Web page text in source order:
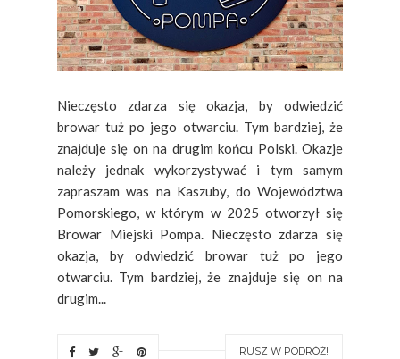
Nieczęsto zdarza się okazja, by odwiedzić
browar tuż po jego otwarciu. Tym bardziej, że
znajduje się on na drugim końcu Polski. Okazje
należy jednak wykorzystywać i tym samym
zapraszam was na Kaszuby, do Województwa
Pomorskiego, w którym w 2025 otworzył się
Browar Miejski Pompa. Nieczęsto zdarza się
okazja, by odwiedzić browar tuż po jego
otwarciu. Tym bardziej, że znajduje się on na
drugim...
RUSZ W PODRÓŻ!